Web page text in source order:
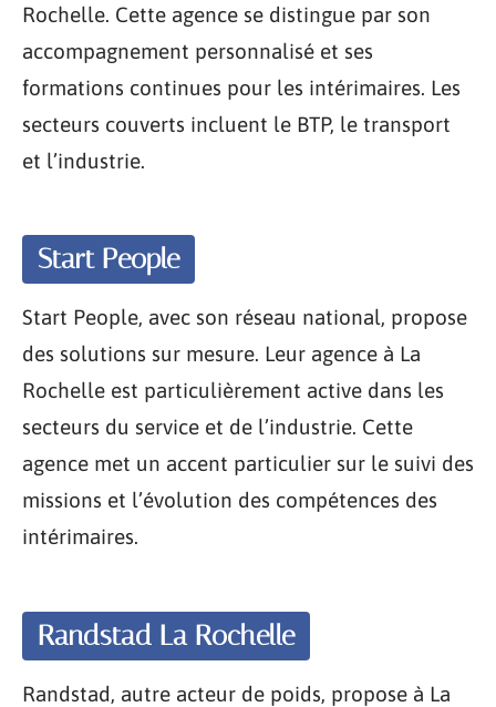
Rochelle. Cette agence se distingue par son
accompagnement personnalisé et ses
formations continues pour les intérimaires. Les
secteurs couverts incluent le BTP, le transport
et l’industrie.
Start People
Start People, avec son réseau national, propose
des solutions sur mesure. Leur agence à La
Rochelle est particulièrement active dans les
secteurs du service et de l’industrie. Cette
agence met un accent particulier sur le suivi des
missions et l’évolution des compétences des
intérimaires.
Randstad La Rochelle
Randstad, autre acteur de poids, propose à La